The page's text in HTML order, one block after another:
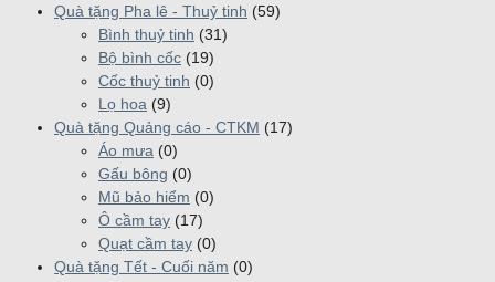
Quà tặng Pha lê - Thuỷ tinh (59)
Bình thuỷ tinh (31)
Bộ bình cốc (19)
Cốc thuỷ tinh (0)
Lọ hoa (9)
Quà tặng Quảng cáo - CTKM (17)
Áo mưa (0)
Gấu bông (0)
Mũ bảo hiểm (0)
Ô cầm tay (17)
Quạt cầm tay (0)
Quà tặng Tết - Cuối năm (0)